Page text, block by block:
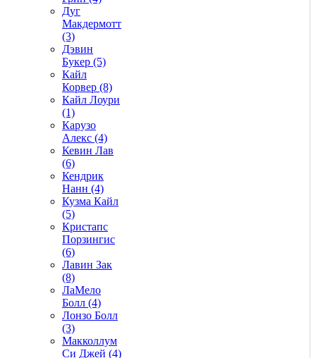
Дуг
Макдермотт
(3)
Дэвин
Букер (5)
Кайл
Корвер (8)
Кайл Лоури
(1)
Карузо
Алекс (4)
Кевин Лав
(6)
Кендрик
Нанн (4)
Кузма Кайл
(5)
Кристапс
Порзингис
(6)
Лавин Зак
(8)
ЛаМело
Болл (4)
Лонзо Болл
(3)
Макколлум
Си Джей (4)